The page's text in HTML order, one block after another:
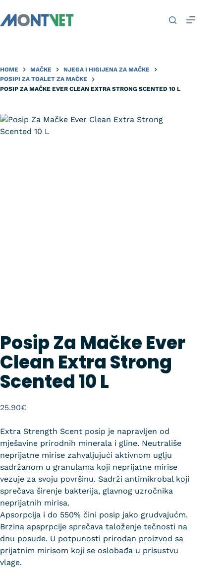
HOME MAČKE
NJEGA I HIGIJENA ZA MAČKE
POSIPI ZA TOALET ZA MAČKE
POSIP ZA MAČKE EVER CLEAN EXTRA STRONG SCENTED 10 L
Posip Za Mačke Ever
Clean Extra Strong
Scented 10 L
25.90€
Extra Strength Scent posip je napravljen od
mješavine prirodnih minerala i gline. Neutrališe
neprijatne mirise zahvaljujući aktivnom uglju
sadržanom u granulama koji neprijatne mirise
vezuje za svoju površinu. Sadrži antimikrobal koji
sprečava širenje bakterija, glavnog uzročnika
neprijatnih mirisa.
Apsorpcija i do 550% čini posip jako grudvajućm.
Brzina apsprpcije sprečava taloženje tečnosti na
dnu posude. U potpunosti prirodan proizvod sa
prijatnim mirisom koji se oslobađa u prisustvu
vlage.